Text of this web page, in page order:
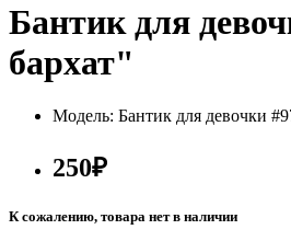
Бантик для
бархат"
Модель: Бантик для девочки
250₽
К сожалению, товара нет в наличии